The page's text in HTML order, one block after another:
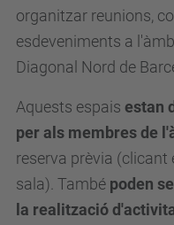
organitzar reunions,
esdeveniments a
Diagonal Nord de
Aquests espais estan
per als membres de
reserva prèvia (clicant
sala). També poden
la realització